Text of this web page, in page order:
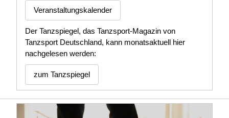
Veranstaltungskalender
Der Tanzspiegel, das Tanzsport-Magazin von
Tanzsport Deutschland, kann monatsaktuell hier
nachgelesen werden:
zum Tanzspiegel